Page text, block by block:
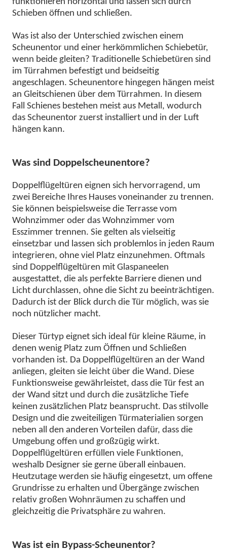
Schieben öffnen und schließen.
Was ist also der Unterschied zwischen einem
Scheunentor und einer herkömmlichen Schiebetür,
wenn beide gleiten? Traditionelle Schiebetüren sind
im Türrahmen befestigt und beidseitig
angeschlagen. Scheunentore hingegen hängen meist
an Gleitschienen über dem Türrahmen. In diesem
FallSchienes bestehen meist aus Metall, wodurch
das Scheunentor zuerst installiert und in der Luft
hängen kann.
Was sind Doppelscheunentore?
Doppelflügeltüren eignen sich hervorragend, um
zwei Bereiche Ihres Hauses voneinander zu trennen.
Sie können beispielsweise die Terrasse vom
Wohnzimmer oder das Wohnzimmer vom
Esszimmer trennen. Sie gelten als vielseitig
einsetzbar und lassen sich problemlos in jeden Raum
integrieren, ohne viel Platz einzunehmen. Oftmals
sind Doppelflügeltüren mit Glaspaneelen
ausgestattet, die als perfekte Barriere dienen und
Licht durchlassen, ohne die Sicht zu beeinträchtigen.
Dadurch ist der Blick durch die Tür möglich, was sie
noch nützlicher macht.
Dieser Türtyp eignet sich ideal für kleine Räume, in
denen wenig Platz zum Öffnen und Schließen
vorhanden ist. Da Doppelflügeltüren an der Wand
anliegen, gleiten sie leicht über die Wand. Diese
Funktionsweise gewährleistet, dass die Tür fest an
der Wand sitzt und durch die zusätzliche Tiefe
keinen zusätzlichen Platz beansprucht. Das stilvolle
Design und die zweiteiligen Türmaterialien sorgen
neben all den anderen Vorteilen dafür, dass die
Umgebung offen und großzügig wirkt.
Doppelflügeltüren erfüllen viele Funktionen,
weshalb Designer sie gerne überall einbauen.
Heutzutage werden sie häufig eingesetzt, um offene
Grundrisse zu erhalten und Übergänge zwischen
relativ großen Wohnräumen zu schaffen und
gleichzeitig die Privatsphäre zu wahren.
Was ist ein Bypass-Scheunentor?